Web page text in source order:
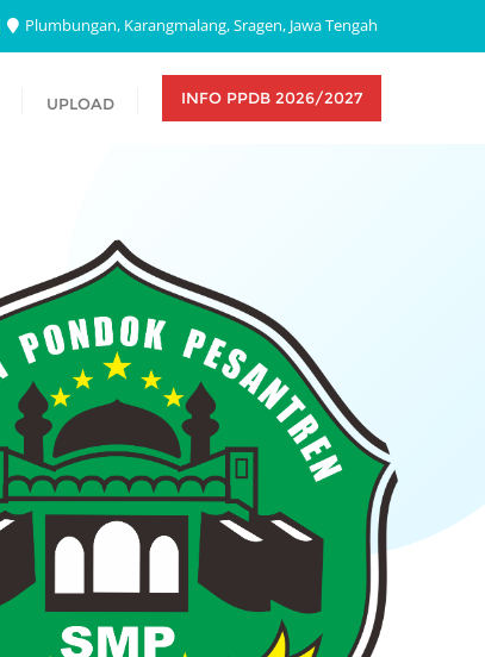
Plumbungan, Karangmalang, Sragen, Jawa Tengah
UPLOAD INFO PPDB 2026/2027